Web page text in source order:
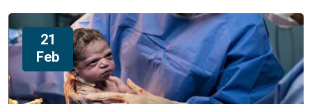
21
Feb